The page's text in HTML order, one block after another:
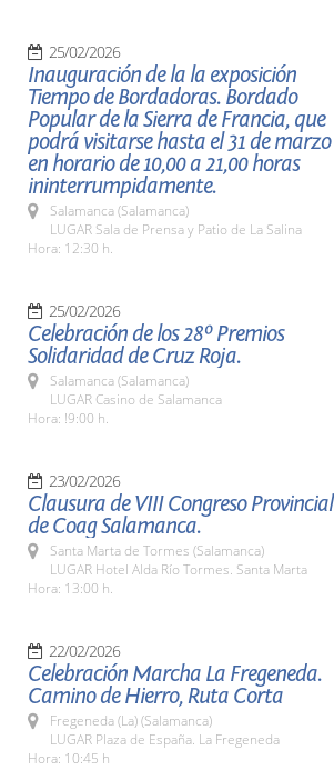
25/02/2026
Inauguración de la la exposición
Tiempo de Bordadoras. Bordado
Popular de la Sierra de Francia, que
podrá visitarse hasta el 31 de marzo
en horario de 10,00 a 21,00 horas
ininterrumpidamente.
Salamanca (Salamanca)
LUGAR Sala de Prensa y Patio de La Salina
Hora: 12:30 h.
25/02/2026
Celebración de los 28º Premios
Solidaridad de Cruz Roja.
Salamanca (Salamanca)
LUGAR Casino de Salamanca
Hora: !9:00 h.
23/02/2026
Clausura de VIII Congreso Provincial
de Coag Salamanca.
Santa Marta de Tormes (Salamanca)
LUGAR Hotel Alda Río Tormes. Santa Marta
Hora: 13:00 h.
22/02/2026
Celebración Marcha La Fregeneda.
Camino de Hierro, Ruta Corta
Fregeneda (La) (Salamanca)
LUGAR Plaza de España. La Fregeneda
Hora: 10:45 h